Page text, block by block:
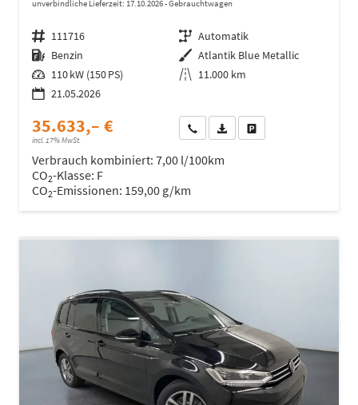
unverbindliche Lieferzeit: 17.10.2026 Gebrauchtwagen
Fahrzeugnr. 111716 Getriebe Automatik
Kraftstoff Benzin Außenfarbe Atlantik Blue Metallic
Leistung 110 kW (150 PS) Kilometerstand 11.000 km
21.05.2026
35.633,– €
incl. 17% MwSt.
Wir rufen Sie anFahrzeugexposé (PDF)
Verbrauch kombiniert: 7,00 l/100km
CO2-Klasse: F
CO2-Emissionen: 159,00 g/km